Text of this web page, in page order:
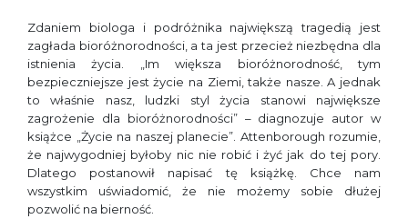
Zdaniem biologa i podróżnika największą tragedią jest
zagłada bioróżnorodności, a ta jest przecież niezbędna dla
istnienia życia. „Im większa bioróżnorodność, tym
bezpieczniejsze jest życie na Ziemi, także nasze. A jednak
to właśnie nasz, ludzki styl życia stanowi największe
zagrożenie dla bioróżnorodności” – diagnozuje autor w
książce „Życie na naszej planecie”. Attenborough rozumie,
że najwygodniej byłoby nic nie robić i żyć jak do tej pory.
Dlatego postanowił napisać tę książkę. Chce nam
wszystkim uświadomić, że nie możemy sobie dłużej
pozwolić na bierność.